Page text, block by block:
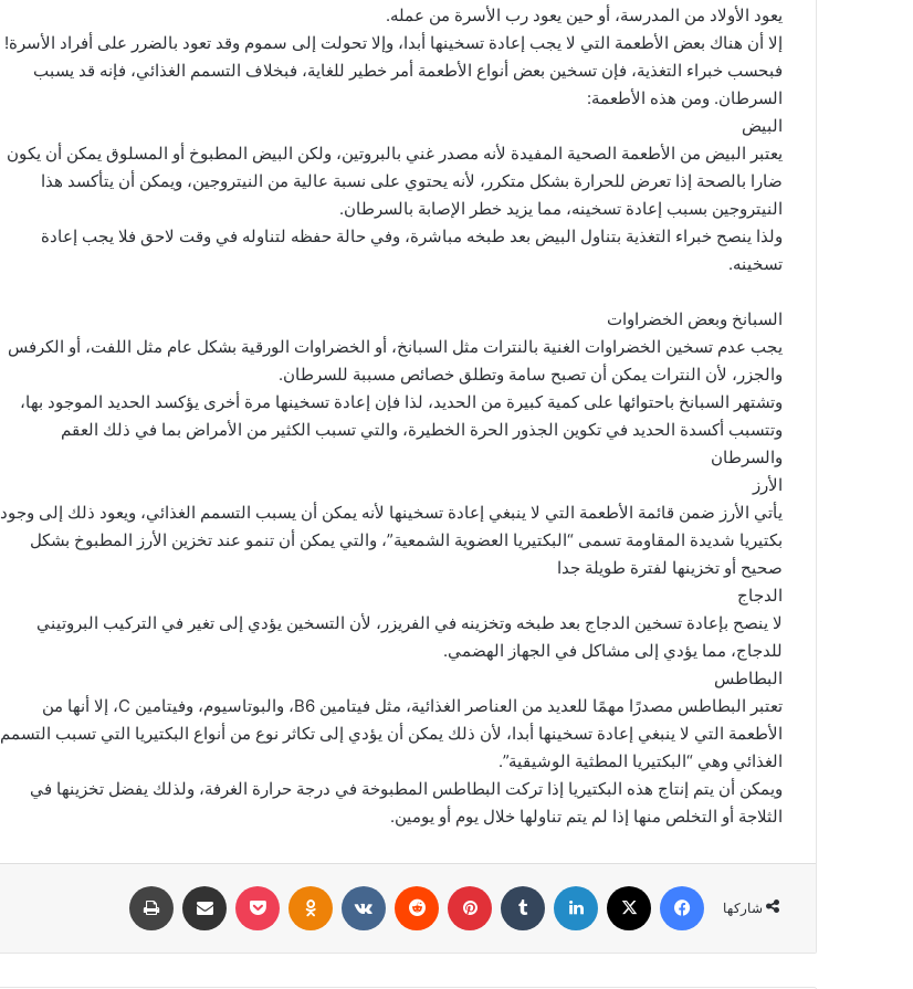
يعود الأولاد من المدرسة، أو حين يعود رب الأسرة من عمله.
إلا أن هناك بعض الأطعمة التي لا يجب إعادة تسخينها أبدا، وإلا تحولت إلى سموم وقد تعود بالضرر على أفراد الأسرة!
فبحسب خبراء التغذية، فإن تسخين بعض أنواع الأطعمة أمر خطير للغاية، فبخلاف التسمم الغذائي، فإنه قد يسبب
السرطان. ومن هذه الأطعمة:
البيض
يعتبر البيض من الأطعمة الصحية المفيدة لأنه مصدر غني بالبروتين، ولكن البيض المطبوخ أو المسلوق يمكن أن يكون
ضارا بالصحة إذا تعرض للحرارة بشكل متكرر، لأنه يحتوي على نسبة عالية من النيتروجين، ويمكن أن يتأكسد هذا
النيتروجين بسبب إعادة تسخينه، مما يزيد خطر الإصابة بالسرطان.
ولذا ينصح خبراء التغذية بتناول البيض بعد طبخه مباشرة، وفي حالة حفظه لتناوله في وقت لاحق فلا يجب إعادة
تسخينه.
السبانخ وبعض الخضراوات
يجب عدم تسخين الخضراوات الغنية بالنترات مثل السبانخ، أو الخضراوات الورقية بشكل عام مثل اللفت، أو الكرفس
والجزر، لأن النترات يمكن أن تصبح سامة وتطلق خصائص مسببة للسرطان.
وتشتهر السبانخ باحتوائها على كمية كبيرة من الحديد، لذا فإن إعادة تسخينها مرة أخرى يؤكسد الحديد الموجود بها،
وتتسبب أكسدة الحديد في تكوين الجذور الحرة الخطيرة، والتي تسبب الكثير من الأمراض بما في ذلك العقم
والسرطان
الأرز
يأتي الأرز ضمن قائمة الأطعمة التي لا ينبغي إعادة تسخينها لأنه يمكن أن يسبب التسمم الغذائي، ويعود ذلك إلى وجود
بكتيريا شديدة المقاومة تسمى “البكتيريا العضوية الشمعية”، والتي يمكن أن تنمو عند تخزين الأرز المطبوخ بشكل
صحيح أو تخزينها لفترة طويلة جدا
الدجاج
لا ينصح بإعادة تسخين الدجاج بعد طبخه وتخزينه في الفريزر، لأن التسخين يؤدي إلى تغير في التركيب البروتيني
للدجاج، مما يؤدي إلى مشاكل في الجهاز الهضمي.
البطاطس
تعتبر البطاطس مصدرًا مهمًا للعديد من العناصر الغذائية، مثل فيتامين B6، والبوتاسيوم، وفيتامين C، إلا أنها من
الأطعمة التي لا ينبغي إعادة تسخينها أبدا، لأن ذلك يمكن أن يؤدي إلى تكاثر نوع من أنواع البكتيريا التي تسبب التسمم
الغذائي وهي “البكتيريا المطثية الوشيقية”.
ويمكن أن يتم إنتاج هذه البكتيريا إذا تركت البطاطس المطبوخة في درجة حرارة الغرفة، ولذلك يفضل تخزينها في
الثلاجة أو التخلص منها إذا لم يتم تناولها خلال يوم أو يومين.
شاركها
فيسبوك لينكدإن بينتيريست Odnoklassniki
‫Pocket مشاركة عبر البريد